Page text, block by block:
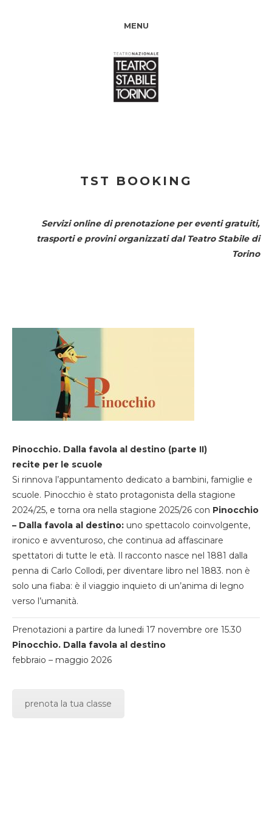
MENU
TST BOOKING
Servizi online di prenotazione per eventi gratuiti,
trasporti e provini organizzati dal Teatro Stabile di
Torino
Pinocchio. Dalla favola al destino (parte II)
recite per le scuole
Si rinnova l’appuntamento dedicato a bambini, famiglie e
scuole. Pinocchio è stato protagonista della stagione
2024/25, e torna ora nella stagione 2025/26 con Pinocchio
– Dalla favola al destino: uno spettacolo coinvolgente,
ironico e avventuroso, che continua ad affascinare
spettatori di tutte le età. Il racconto nasce nel 1881 dalla
penna di Carlo Collodi, per diventare libro nel 1883. non è
solo una fiaba: è il viaggio inquieto di un’anima di legno
verso l’umanità.
Prenotazioni a partire da lunedi 17 novembre ore 15.30
Pinocchio. Dalla favola al destino
febbraio – maggio 2026
prenota la tua classe